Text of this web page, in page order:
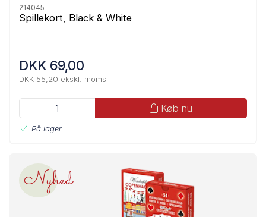
214045
Spillekort, Black & White
DKK 69,00
DKK 55,20 ekskl. moms
Køb nu
På lager
Nyhed